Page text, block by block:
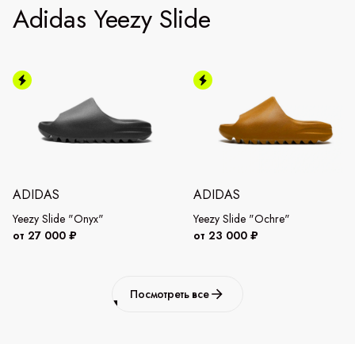
Adidas Yeezy Slide
ADIDAS
Yeezy Slide "Onyx"
от 27 000 ₽
ADIDAS
Yeezy Slide "Ochre"
от 23 000 ₽
Посмотреть все